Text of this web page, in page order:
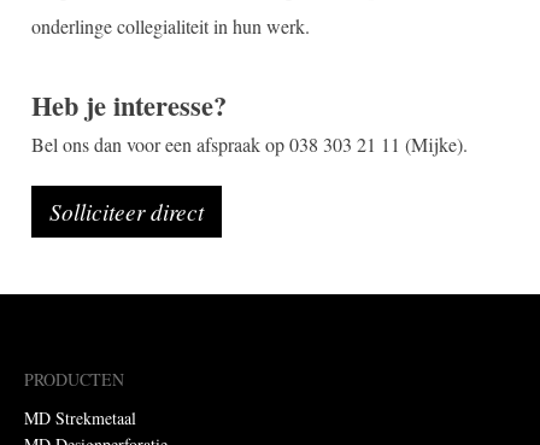
onderlinge collegialiteit in hun werk.
Heb je interesse?
Bel ons dan voor een afspraak op 038 303 21 11 (Mijke).
Solliciteer direct
PRODUCTEN
MD Strekmetaal